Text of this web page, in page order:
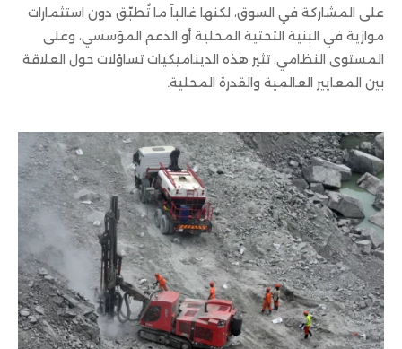
على المشاركة في السوق، لكنها غالباً ما تُطبّق دون استثمارات
موازية في البنية التحتية المحلية أو الدعم المؤسسي، وعلى
المستوى النظامي، تثير هذه الديناميكيات تساؤلات حول العلاقة
بين المعايير العالمية والقدرة المحلية.